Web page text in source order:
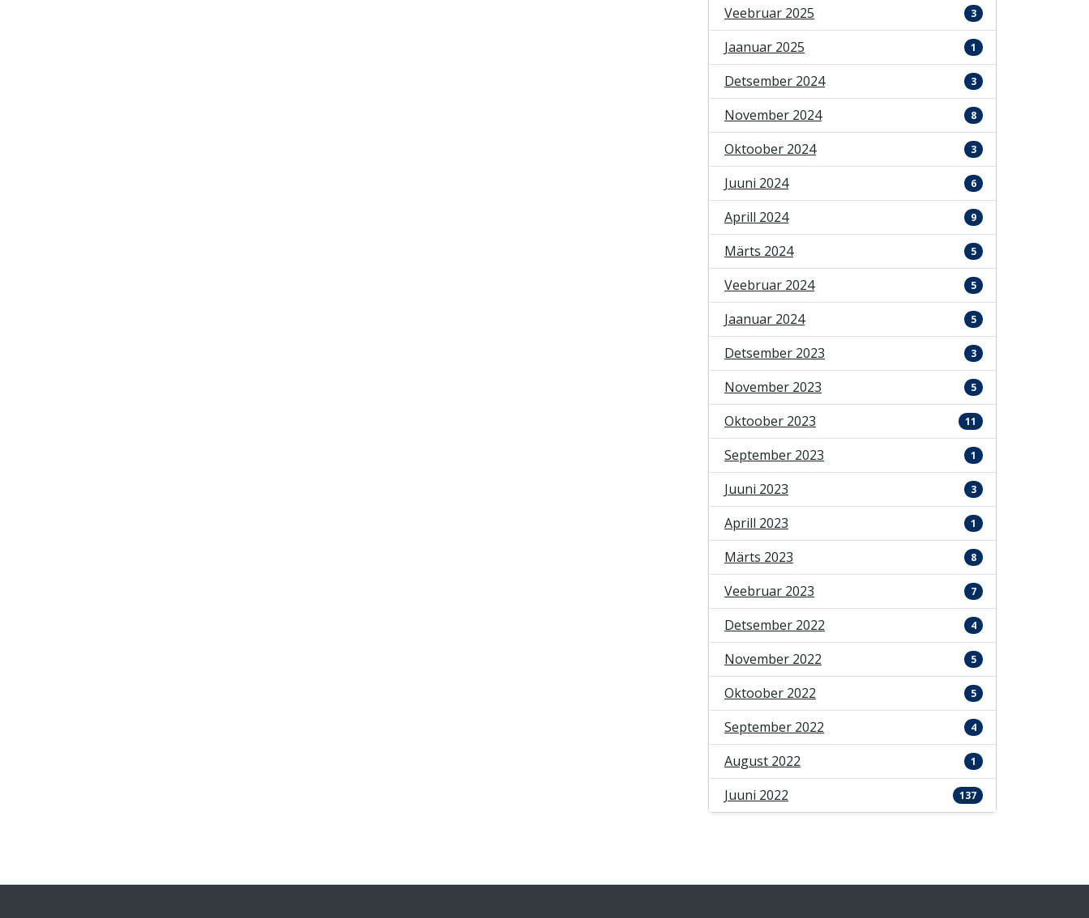
Veebruar 2025 3
Jaanuar 2025 1
Detsember 2024 3
November 2024 8
Oktoober 2024 3
Juuni 2024 6
Aprill 2024 9
Märts 2024 5
Veebruar 2024 5
Jaanuar 2024 5
Detsember 2023 3
November 2023 5
Oktoober 2023 11
September 2023 1
Juuni 2023 3
Aprill 2023 1
Märts 2023 8
Veebruar 2023 7
Detsember 2022 4
November 2022 5
Oktoober 2022 5
September 2022 4
August 2022 1
Juuni 2022 137